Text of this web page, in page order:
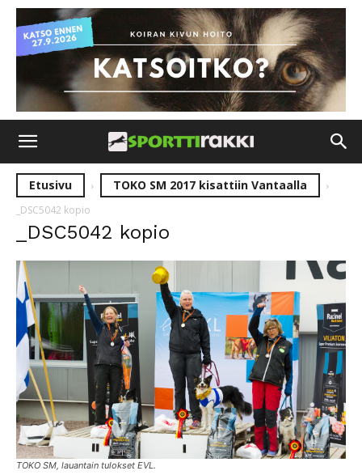
Etusivu TOKO SM 2017 kisattiin Vantaalla
_DSC5042 kopio
_DSC5042 kopio
TOKO SM, lauantain tulokset EVL.